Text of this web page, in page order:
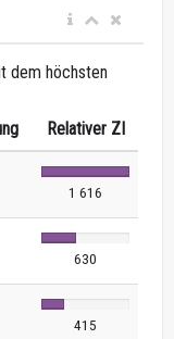
dem höchsten
Relativer ZI
1 616
630
415